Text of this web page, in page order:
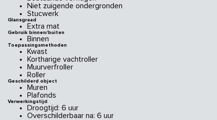
Niet zuigende ondergronden
Stucwerk
Glansgraad
Extra mat
Gebruik binnen/buiten
Binnen
Toepassingsmethoden
Kwast
Kortharige vachtroller
Muurverfroller
Roller
Geschilderd object
Muren
Plafonds
Verwerkingstijd
Droogtijd: 6 uur
Overschilderbaar na: 6 uur